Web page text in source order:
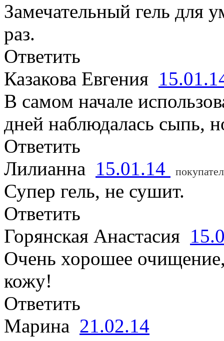
Замечательный гель для
раз.
Ответить
Казакова Евгения
В самом начале
дней наблюдалась сыпь,
Ответить
Лилианна 15.01.14
Супер гель, не сушит.
Ответить
Горянская Анастасия
Очень хорошее
кожу!
Ответить
Марина 21.02.14